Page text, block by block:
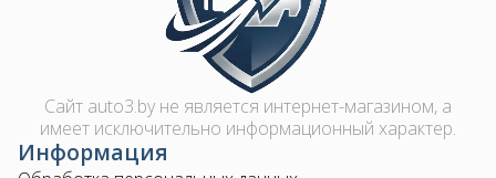
Сайт auto3.by не является интернет-магазином, а
имеет исключительно информационный характер.
Информация